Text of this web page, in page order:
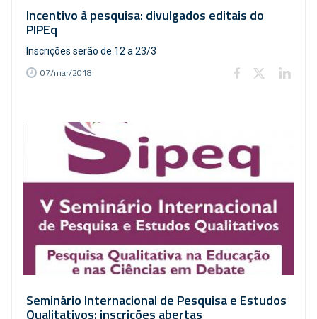
Incentivo à pesquisa: divulgados editais do
PIPEq
Inscrições serão de 12 a 23/3
07/mar/2018
Seminário Internacional de Pesquisa e Estudos
Qualitativos: inscrições abertas